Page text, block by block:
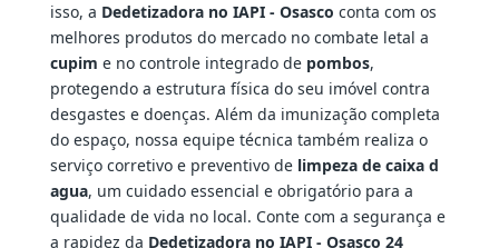
isso, a Dedetizadora no IAPI - Osasco conta com os
melhores produtos do mercado no combate letal a
cupim e no controle integrado de pombos,
protegendo a estrutura física do seu imóvel contra
desgastes e doenças. Além da imunização completa
do espaço, nossa equipe técnica também realiza o
serviço corretivo e preventivo de limpeza de caixa d
agua, um cuidado essencial e obrigatório para a
qualidade de vida no local. Conte com a segurança e
a rapidez da Dedetizadora no IAPI - Osasco 24